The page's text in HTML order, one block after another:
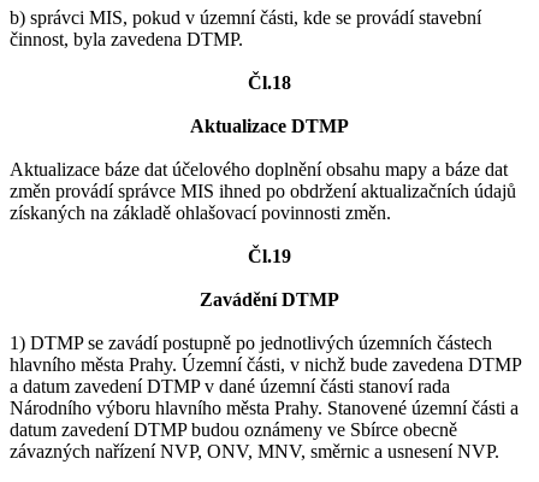
b) správci MIS, pokud v územní části, kde se provádí stavební
činnost, byla zavedena DTMP.
Čl.18
Aktualizace DTMP
Aktualizace báze dat účelového doplnění obsahu mapy a báze dat
změn provádí správce MIS ihned po obdržení aktualizačních údajů
získaných na základě ohlašovací povinnosti změn.
Čl.19
Zavádění DTMP
1) DTMP se zavádí postupně po jednotlivých územních částech
hlavního města Prahy. Územní části, v nichž bude zavedena DTMP
a datum zavedení DTMP v dané územní části stanoví rada
Národního výboru hlavního města Prahy. Stanovené územní části a
datum zavedení DTMP budou oznámeny ve Sbírce obecně
závazných nařízení NVP, ONV, MNV, směrnic a usnesení NVP.